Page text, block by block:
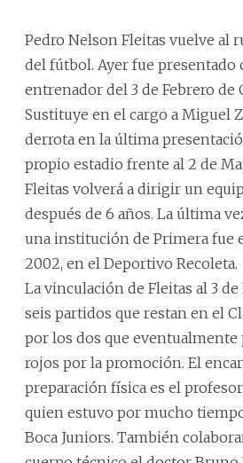
Pedro Nelson Fleitas vuelve al
del fútbol. Ayer fue presentado
entrenador del 3 de Febrero de
Sustituye en el cargo a Miguel
derrota en la última
propio estadio frente al 2 de
Fleitas volverá a dirigir un
después de 6 años. La última
una institución de Primera fue
2002, en el Deportivo Recoleta.
La vinculación de Fleitas al 3
seis partidos que restan en el
por los dos que
rojos por la promoción. El
preparación física es el
quien estuvo por mucho
Boca Juniors. También